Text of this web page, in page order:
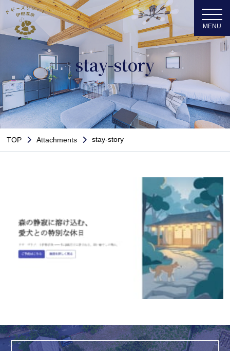
stay-story
TOP Attachments stay-story